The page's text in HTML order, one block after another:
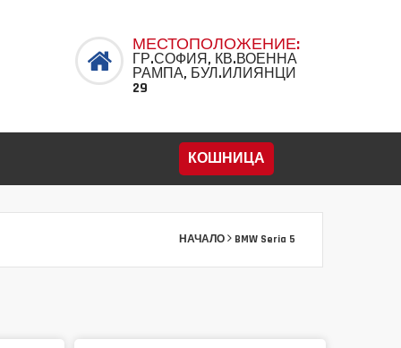
МЕСТОПОЛОЖЕНИЕ:
ГР.СОФИЯ, КВ.ВОЕННА
РАМПА, БУЛ.ИЛИЯНЦИ
29
КОШНИЦА
НАЧАЛО BMW Seria 5